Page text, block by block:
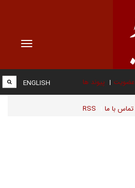
Toggle
عضویت پیوند ها
تماس با ما RSS
ENGLISH